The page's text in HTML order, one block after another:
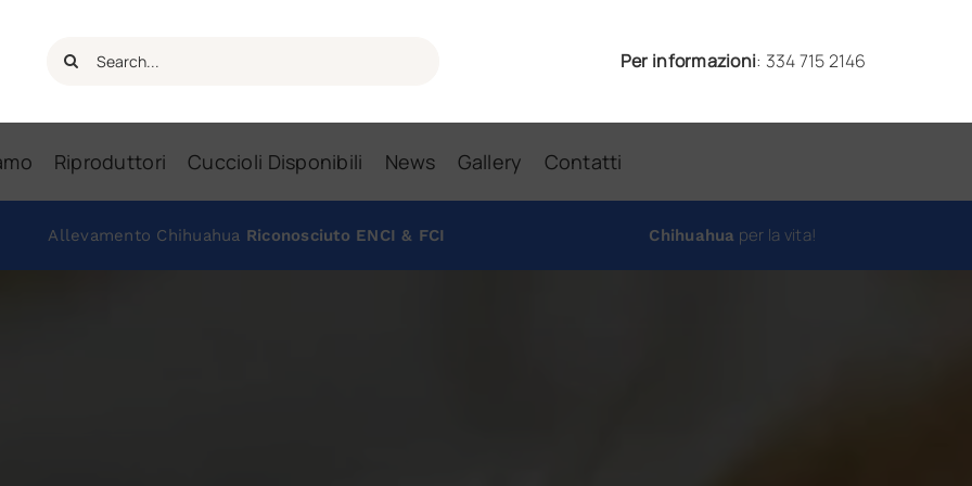
Cerca
Per informazioni: 334 715 2146
Riproduttori Cuccioli Disponibili News Gallery Contatti
Allevamento Chihuahua Riconosciuto ENCI & FCI Chihuahua per la vita!